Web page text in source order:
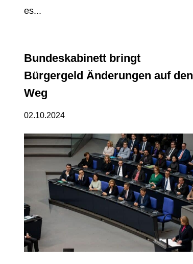
es...
Bundeskabinett bringt
Bürgergeld Änderungen auf den
Weg
02.10.2024